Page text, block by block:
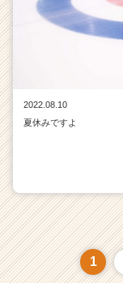
2022.08.10
夏休みですよ
1